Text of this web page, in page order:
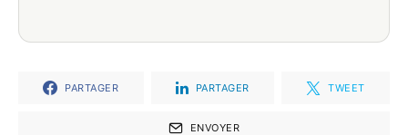
PARTAGER PARTAGER TWEET
ENVOYER